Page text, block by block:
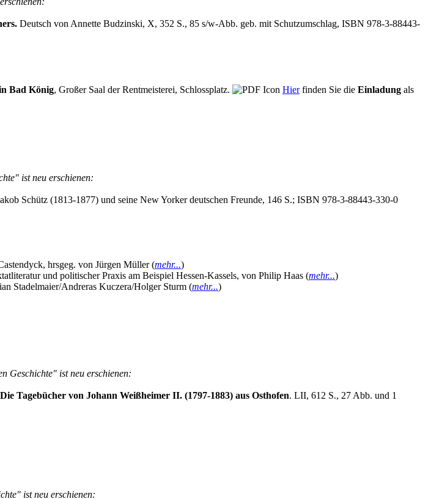
Deutsch von Annette Budzinski, X, 352 S., 85 s/w-Abb. geb. mit Schutzumschlag, ISBN 978-3-88443-
Bad König, Großer Saal der Rentmeisterei, Schlossplatz. Hierfinden Sie die Einladung als
ist neu erschienen:
Schütz (1813-1877) und seine New Yorker deutschen Freunde, 146 S.; ISBN 978-3-88443-330-0
hrsgeg. von Jürgen Müller (mehr...)
und politischer Praxis am Beispiel Hessen-Kassels, von Philip Haas (mehr...)
Stadelmaier/Andreras Kuczera/Holger Sturm (mehr...)
Geschichte" ist neu erschienen:
Tagebücher von Johann Weißheimer II. (1797-1883) aus Osthofen. LII, 612 S., 27 Abb. und 1
ist neu erschienen: